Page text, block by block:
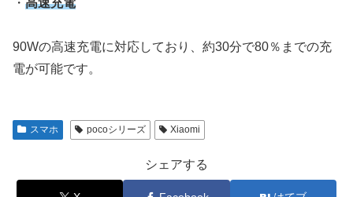
90Wの高速充電に対応しており、約30分で80％までの充
電が可能です。
スマホ pocoシリーズ Xiaomi
シェアする